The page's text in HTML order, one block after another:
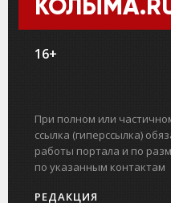
16+
При полном или
ссылка (гиперссылка)
работы портала и по
по указанным контактам
РЕДАКЦИЯ